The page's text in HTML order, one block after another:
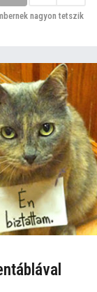
nagyon tetszik